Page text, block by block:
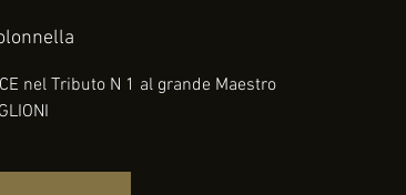
nel Tributo N 1 al grande Maestro